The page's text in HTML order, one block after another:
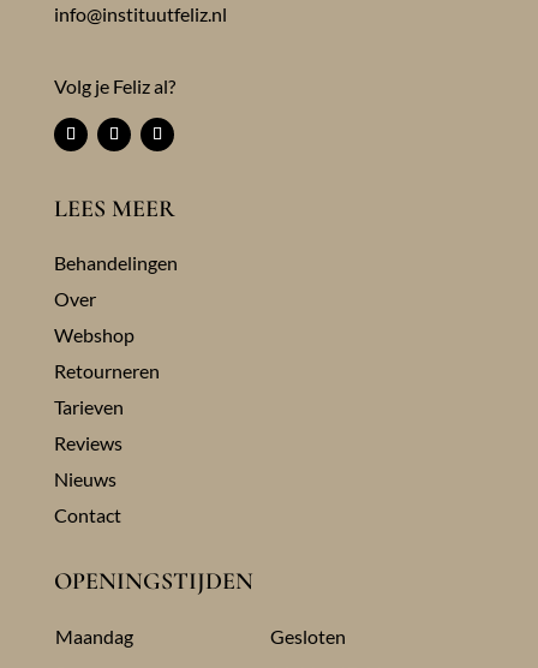
info@instituutfeliz.nl
Volg je Feliz al?
LEES MEER
Behandelingen
Over
Webshop
Retourneren
Tarieven
Reviews
Nieuws
Contact
OPENINGSTIJDEN
Maandag
Gesloten